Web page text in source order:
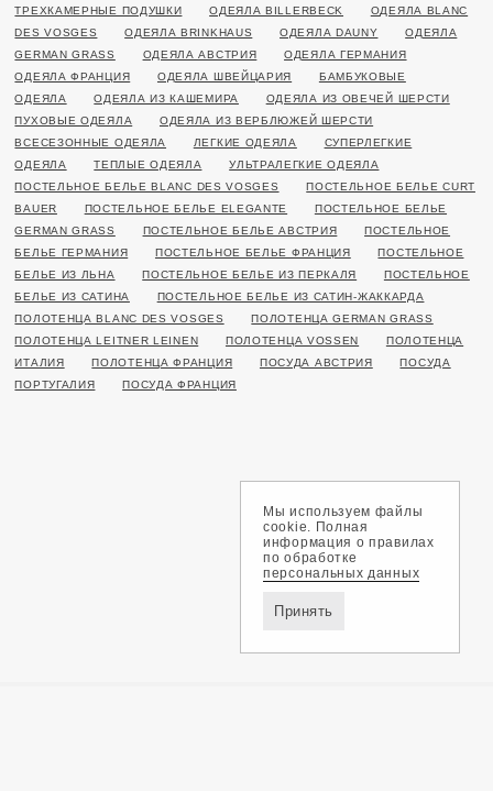
ТРЕХКАМЕРНЫЕ ПОДУШКИ
ОДЕЯЛА BILLERBECK
ОДЕЯЛА BLANC
DES VOSGES
ОДЕЯЛА BRINKHAUS ОДЕЯЛА DAUNY
ОДЕЯЛА
GERMAN GRASS
ОДЕЯЛА АВСТРИЯ
ОДЕЯЛА ГЕРМАНИЯ
ОДЕЯЛА ФРАНЦИЯ
ОДЕЯЛА ШВЕЙЦАРИЯ
БАМБУКОВЫЕ
ОДЕЯЛА
ОДЕЯЛА ИЗ КАШЕМИРА
ОДЕЯЛА ИЗ ОВЕЧЕЙ ШЕРСТИ
ПУХОВЫЕ ОДЕЯЛА
ОДЕЯЛА ИЗ ВЕРБЛЮЖЕЙ ШЕРСТИ
ВСЕСЕЗОННЫЕ ОДЕЯЛА
ЛЕГКИЕ ОДЕЯЛА
СУПЕРЛЕГКИЕ
ОДЕЯЛА
ТЕПЛЫЕ ОДЕЯЛА
УЛЬТРАЛЕГКИЕ ОДЕЯЛА
ПОСТЕЛЬНОЕ БЕЛЬЕ BLANC DES VOSGES
ПОСТЕЛЬНОЕ БЕЛЬЕ CURT
BAUER
ПОСТЕЛЬНОЕ БЕЛЬЕ ELEGANTE
ПОСТЕЛЬНОЕ БЕЛЬЕ
GERMAN GRASS
ПОСТЕЛЬНОЕ БЕЛЬЕ АВСТРИЯ
ПОСТЕЛЬНОЕ
БЕЛЬЕ ГЕРМАНИЯ
ПОСТЕЛЬНОЕ БЕЛЬЕ ФРАНЦИЯ
ПОСТЕЛЬНОЕ
БЕЛЬЕ ИЗ ЛЬНА
ПОСТЕЛЬНОЕ БЕЛЬЕ ИЗ ПЕРКАЛЯ
ПОСТЕЛЬНОЕ
БЕЛЬЕ ИЗ САТИНА
ПОСТЕЛЬНОЕ БЕЛЬЕ ИЗ САТИН-ЖАККАРДА
ПОЛОТЕНЦА BLANC DES VOSGES
ПОЛОТЕНЦА GERMAN GRASS
ПОЛОТЕНЦА LEITNER LEINEN
ПОЛОТЕНЦА VOSSEN
ПОЛОТЕНЦА
ИТАЛИЯ
ПОЛОТЕНЦА ФРАНЦИЯ ПОСУДА АВСТРИЯ
ПОСУДА
ПОРТУГАЛИЯ
ПОСУДА ФРАНЦИЯ
Мы используем файлы
cookie. Полная
информация о правилах
по обработке
персональных данных
Принять